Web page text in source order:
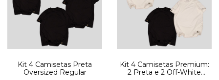
Kit 4 Camisetas Preta
Oversized Regular
Kit 4 Camisetas Premium:
2 Preta e 2 Off-White